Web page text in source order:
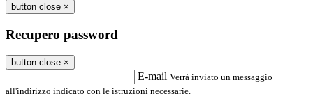
button close ×
Recupero password
button close ×
E-mail Verrà inviato un messaggio
all'indirizzo indicato con le istruzioni necessarie.